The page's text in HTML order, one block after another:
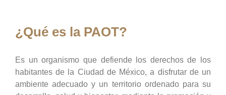
¿Qué es la PAOT?
Es un organismo que defiende los derechos de los
habitantes de la Ciudad de México, a disfrutar de un
ambiente adecuado y un territorio ordenado para su